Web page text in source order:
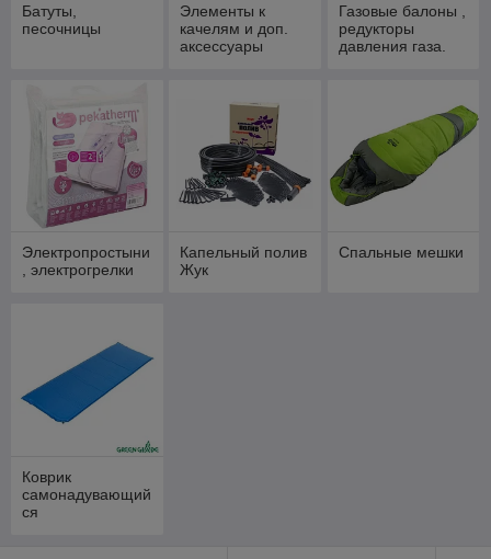
Батуты,
песочницы
Элементы к
качелям и доп.
аксессуары
Газовые балоны ,
редукторы
давления газа.
Электропростыни
, электрогрелки
Капельный полив
Жук
Спальные мешки
Коврик
самонадувающий
ся